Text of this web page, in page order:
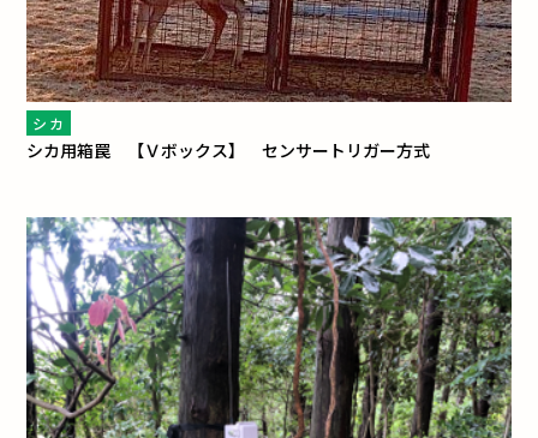
シカ
シカ用箱罠 【Ｖボックス】 センサートリガー方式